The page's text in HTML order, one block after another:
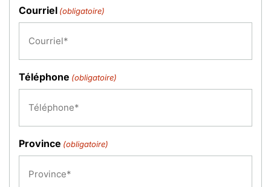
Courriel (obligatoire)
Téléphone (obligatoire)
Province (obligatoire)